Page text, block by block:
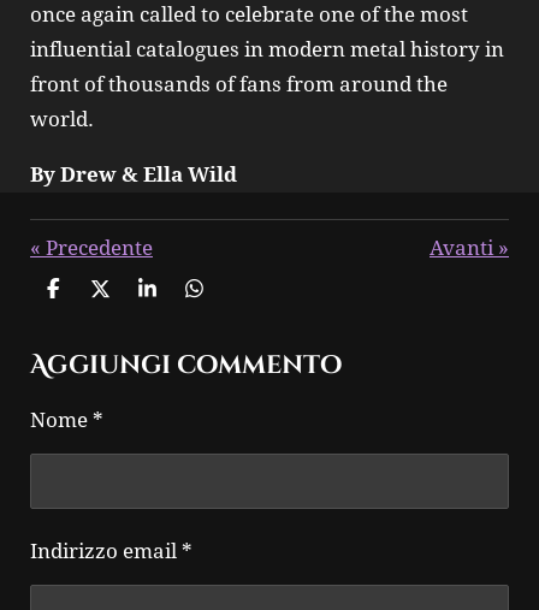
once again called to celebrate one of the most
influential catalogues in modern metal history in
front of thousands of fans from around the
world.
By Drew & Ella Wild
« Precedente Avanti »
C
d
i
i
d
C
d
d
C
d
d
C
d
d
Aggiungi commento
Nome *
Indirizzo email *